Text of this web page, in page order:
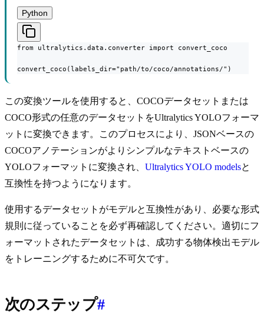
Python
from ultralytics.data.converter import convert_coco
convert_coco(labels_dir="path/to/coco/annotations/")
この変換ツールを使用すると、COCOデータセットまたは
COCO形式の任意のデータセットをUltralytics YOLOフォーマ
ットに変換できます。このプロセスにより、JSONベースの
COCOアノテーションがよりシンプルなテキストベースの
YOLOフォーマットに変換され、 Ultralytics YOLO modelsと
互換性を持つようになります。
使用するデータセットがモデルと互換性があり、必要な形式
規則に従っていることを必ず再確認してください。適切にフ
ォーマットされたデータセットは、成功する物体検出モデル
をトレーニングするために不可欠です。
次のステップ#